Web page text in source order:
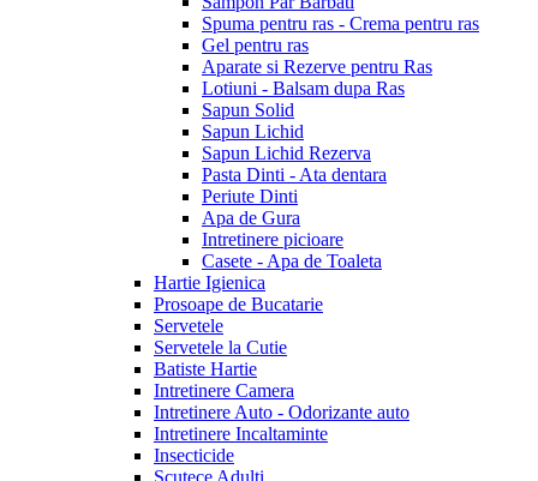
Spuma pentru ras - Crema pentru ras
Gel pentru ras
Aparate si Rezerve pentru Ras
Lotiuni - Balsam dupa Ras
Sapun Solid
Sapun Lichid
Sapun Lichid Rezerva
Pasta Dinti - Ata dentara
Periute Dinti
Apa de Gura
Intretinere picioare
Casete - Apa de Toaleta
Hartie Igienica
Prosoape de Bucatarie
Servetele
Servetele la Cutie
Batiste Hartie
Intretinere Camera
Intretinere Auto - Odorizante auto
Intretinere Incaltaminte
Insecticide